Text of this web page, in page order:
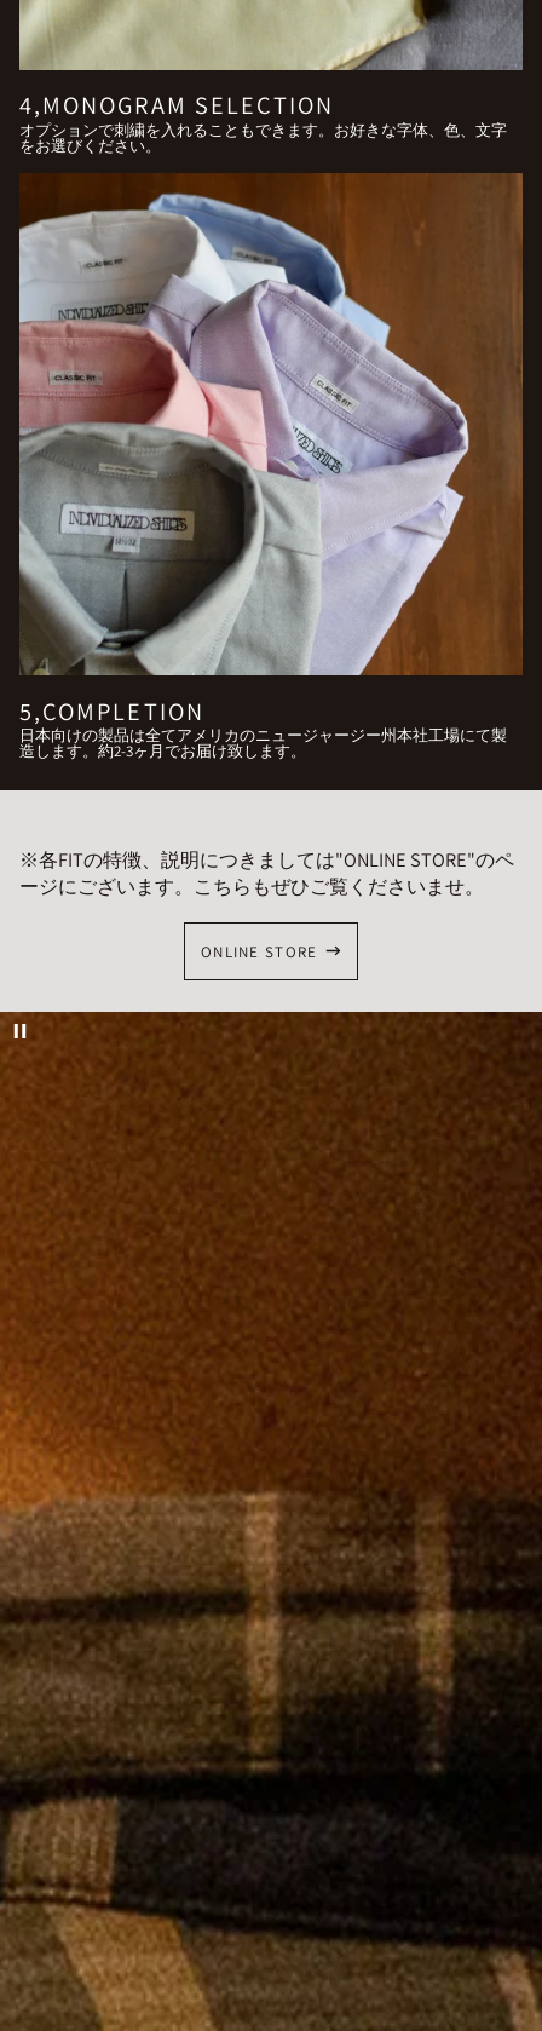
4,MONOGRAM SELECTION
オプションで刺繍を入れることもできます。お好きな字体、色、文字
をお選びください。
5,COMPLETION
日本向けの製品は全てアメリカのニュージャージー州本社工場にて製
造します。約2-3ヶ月でお届け致します。
※各FITの特徴、説明につきましては"ONLINE STORE"のペ
ージにございます。こちらもぜひご覧くださいませ。
ONLINE STORE